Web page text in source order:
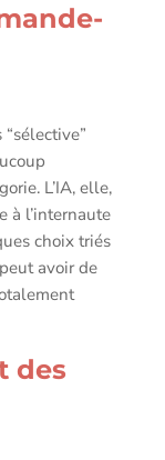
L’IA, elle,
à l’internaute
choix triés
avoir de
des